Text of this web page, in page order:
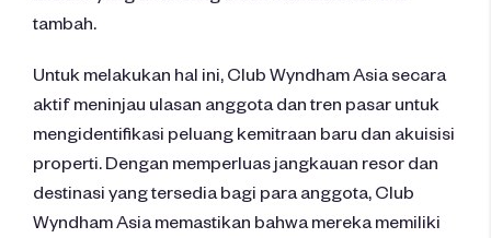
tambah.
Untuk melakukan hal ini, Club Wyndham Asia secara
aktif meninjau ulasan anggota dan tren pasar untuk
mengidentifikasi peluang kemitraan baru dan akuisisi
properti. Dengan memperluas jangkauan resor dan
destinasi yang tersedia bagi para anggota, Club
Wyndham Asia memastikan bahwa mereka memiliki